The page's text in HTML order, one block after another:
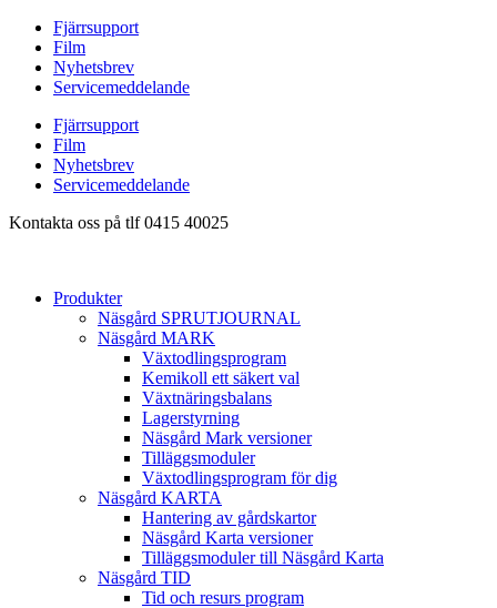
Hoppa
innehåll
Fjärrsupport
Film
Nyhetsbrev
Servicemeddelande
Fjärrsupport
Film
Nyhetsbrev
Servicemeddelande
Kontakta oss på tlf 0415 40025
Produkter
Näsgård SPRUTJOURNAL
Näsgård MARK
Växtodlingsprogram
Kemikoll ett säkert val
Växtnäringsbalans
Lagerstyrning
Näsgård Mark versioner
Tilläggsmoduler
Växtodlingsprogram för dig
Näsgård KARTA
Hantering av gårdskartor
Näsgård Karta versioner
Tilläggsmoduler till Näsgård Karta
Näsgård TID
Tid och resurs program